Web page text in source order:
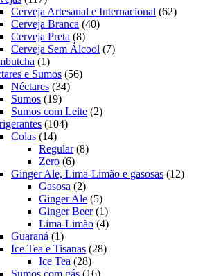
produtos
Cerveja Artesanal e Internacional 6262
Cerveja Branca 4040
Cerveja Preta 88
produtos
Cerveja Sem Álcool 77
11
produto
e Sumos 5656
Néctares 3434
Sumos 1919
produtos
Sumos com Leite 22
104104
Colas 1414
produtos
Regular 88
Zero 66
produtos
Ginger Ale, Lima-Limão e gasosas 1212
Gasosa 22
produtos
Ginger Ale 55
produtos
Ginger Beer 11
produto
Lima-Limão 44
Guaraná 11
produto
Ice Tea e Tisanas 2828
Ice Tea 2828
produtos
16